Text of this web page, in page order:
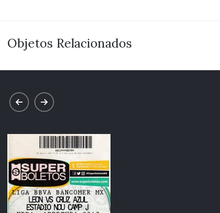
Objetos Relacionados
prev next